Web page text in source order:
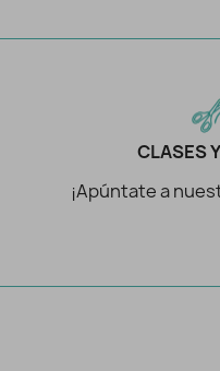
CLASES
¡Apúntate a